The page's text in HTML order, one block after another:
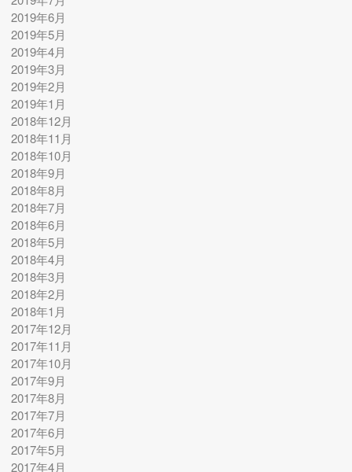
2019年6月
2019年5月
2019年4月
2019年3月
2019年2月
2019年1月
2018年12月
2018年11月
2018年10月
2018年9月
2018年8月
2018年7月
2018年6月
2018年5月
2018年4月
2018年3月
2018年2月
2018年1月
2017年12月
2017年11月
2017年10月
2017年9月
2017年8月
2017年7月
2017年6月
2017年5月
2017年4月